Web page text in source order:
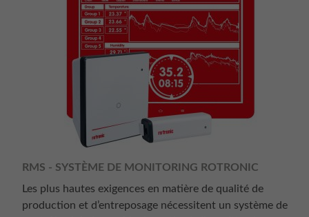
RMS - SYSTÈME DE MONITORING ROTRONIC
Les plus hautes exigences en matière de qualité de
production et d’entreposage nécessitent un système de